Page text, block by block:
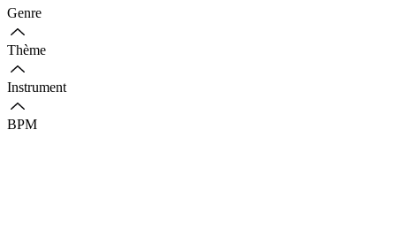
Genre
Thème
Instrument
BPM